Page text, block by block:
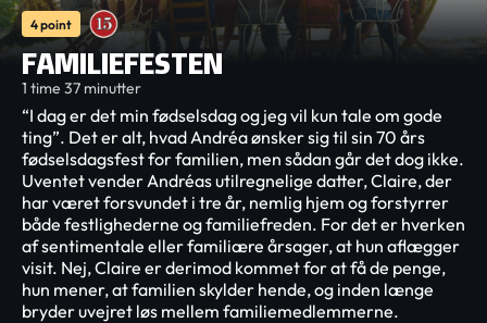
4 point
FAMILIEFESTEN
1 time 37 minutter
“I dag er det min fødselsdag og jeg vil kun tale om gode
ting”. Det er alt, hvad Andréa ønsker sig til sin 70 års
fødselsdagsfest for familien, men sådan går det dog ikke.
Uventet vender Andréas utilregnelige datter, Claire, der
har været forsvundet i tre år, nemlig hjem og forstyrrer
både festlighederne og familiefreden. For det er hverken
af sentimentale eller familiære årsager, at hun aflægger
visit. Nej, Claire er derimod kommet for at få de penge,
hun mener, at familien skylder hende, og inden længe
bryder uvejret løs mellem familiemedlemmerne.